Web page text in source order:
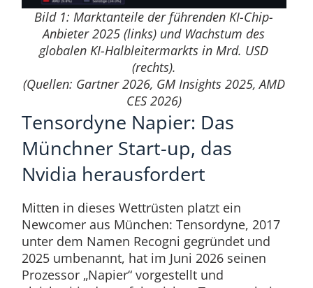
Bild 1: Marktanteile der führenden KI-Chip-
Anbieter 2025 (links) und Wachstum des
globalen KI-Halbleitermarkts in Mrd. USD
(rechts).
(Quellen: Gartner 2026, GM Insights 2025, AMD
CES 2026)
Tensordyne Napier: Das
Münchner Start-up, das
Nvidia herausfordert
Mitten in dieses Wettrüsten platzt ein
Newcomer aus München: Tensordyne, 2017
unter dem Namen Recogni gegründet und
2025 umbenannt, hat im Juni 2026 seinen
Prozessor „Napier“ vorgestellt und